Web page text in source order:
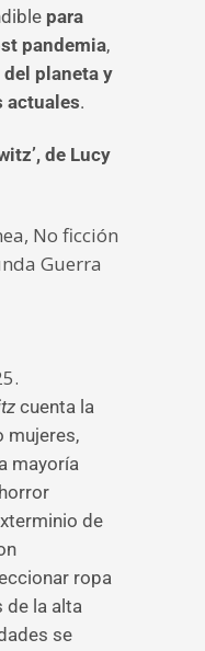
para
pandemia,
planeta y
actuales.
de Lucy
No ficción
Guerra
cuenta la
mujeres,
mayoría
de
ropa
de la alta
se